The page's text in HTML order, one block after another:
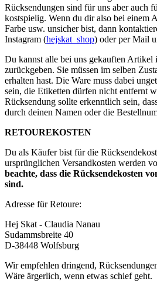
Rücksendungen sind für uns aber auch
kostspielig. Wenn du dir also bei einem
Farbe usw. unsicher bist, dann
Instagram (hejskat_shop) oder per Mail
Du kannst alle bei uns gekauften Artikel
zurückgeben. Sie müssen im selben
erhalten hast. Die Ware muss dabei
sein, die Etiketten dürfen nicht entfernt
Rücksendung sollte erkenntlich sein,
durch deinen Namen oder die
RETOUREKOSTEN
Du als Käufer bist für die
ursprünglichen Versandkosten werden
beachte, dass die Rücksendekosten
sind.
Adresse für Retoure:
Hej Skat - Claudia Nanau
Sudammsbreite 40
D-38448 Wolfsburg
Wir empfehlen dringend,
Wäre ärgerlich, wenn etwas schief geht.